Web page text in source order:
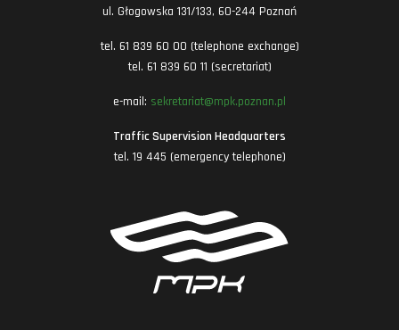
ul. Głogowska 131/133, 60-244 Poznań
tel. 61 839 60 00 (telephone exchange)
tel. 61 839 60 11 (secretariat)
e-mail: sekretariat@mpk.poznan.pl
Traffic Supervision Headquarters
tel. 19 445 (emergency telephone)